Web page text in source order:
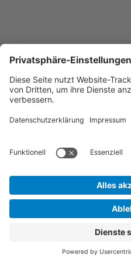
Startseite Inhaltsübersicht